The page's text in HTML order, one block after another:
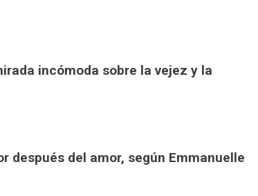
incómoda sobre la vejez y la
después del amor, según Emmanuelle